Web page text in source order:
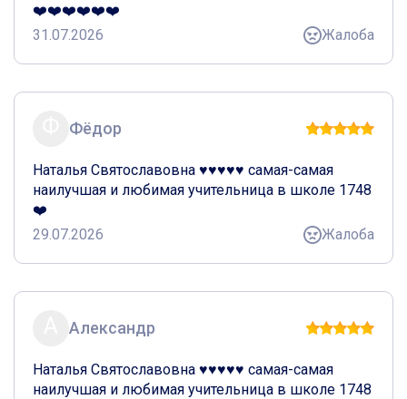
❤️❤️❤️❤️❤️❤️
31.07.2026
Жалоба
Фёдор
Наталья Святославовна ♥️♥️♥️♥️♥️ самая-самая
наилучшая и любимая учительница в школе 1748
❤️
29.07.2026
Жалоба
Александр
Наталья Святославовна ♥️♥️♥️♥️♥️ самая-самая
наилучшая и любимая учительница в школе 1748